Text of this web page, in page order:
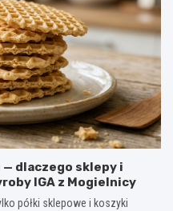
dlaczego sklepy i
IGA z Mogielnicy
półki sklepowe i koszyki